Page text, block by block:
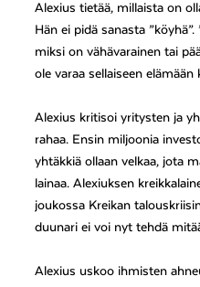
Alexius tietää, millaista on
Hän ei pidä sanasta
miksi on vähävarainen tai
ole varaa sellaiseen elämään
Alexius kritisoi yritysten ja
rahaa. Ensin miljoonia
yhtäkkiä ollaan velkaa, jota
lainaa. Alexiuksen
joukossa Kreikan
duunari ei voi nyt tehdä
Alexius uskoo ihmisten